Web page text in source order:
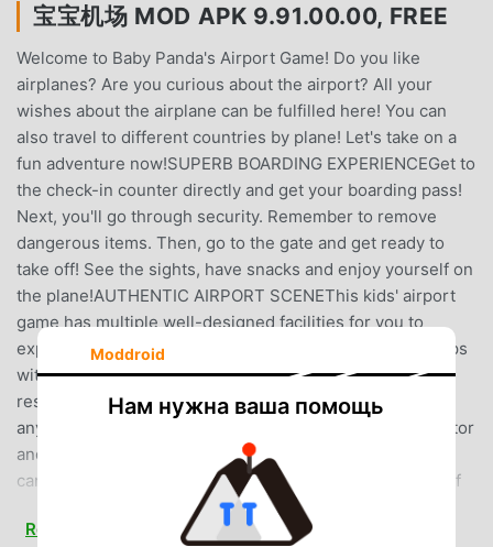
宝宝机场 MOD APK 9.91.00.00, FREE
Welcome to Baby Panda's Airport Game! Do you like
airplanes? Are you curious about the airport? All your
wishes about the airplane can be fulfilled here! You can
also travel to different countries by plane! Let's take on a
fun adventure now!SUPERB BOARDING EXPERIENCEGet to
the check-in counter directly and get your boarding pass!
Next, you'll go through security. Remember to remove
dangerous items. Then, go to the gate and get ready to
take off! See the sights, have snacks and enjoy yourself on
the plane!AUTHENTIC AIRPORT SCENEThis kids' airport
game has multiple well-designed facilities for you to
explore: thrilling security checkpoints and souvenir shops
with various goods. Each scene is full of surprises and
restores the actual airport.FUN ROLE-PLAYYou can play
any role at an airport! You can become a security inspector
and find out what dangerous items passengers are
carrying! You can also be a flight attendant, taking care of
passengers on the plane, and more. You will enjoy playing
different characters! Join us, explore the mini airport,
Read more
Moddroid
Нам нужна ваша помощь